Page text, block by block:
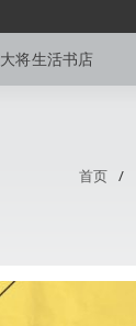
大将生活书店
首页 /